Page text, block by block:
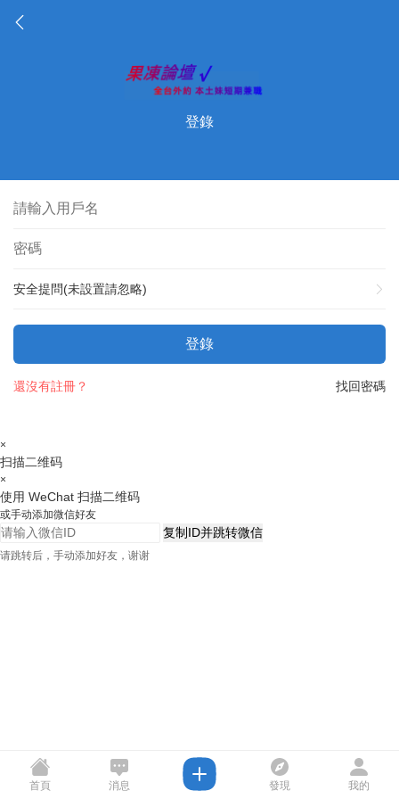
登錄
安全提問(未設置請忽略)
登錄
找回密碼
還沒有註冊？
×
扫描二维码
×
使用 WeChat 扫描二维码
或手动添加微信好友
复制ID并跳转微信
请跳转后，手动添加好友，谢谢
首頁 消息 發現 我的